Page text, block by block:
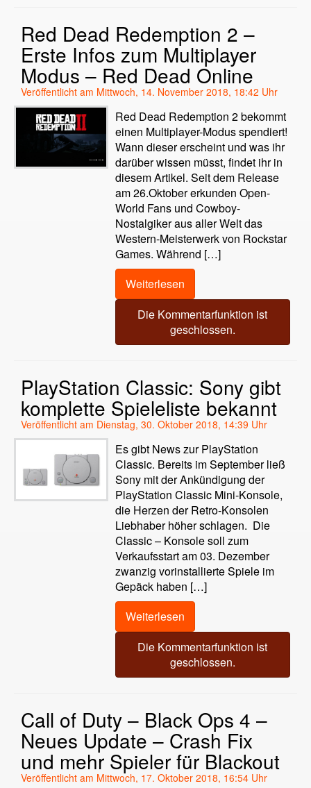
Red Dead Redemption 2 –
Erste Infos zum Multiplayer
Modus – Red Dead Online
Veröffentlicht am Mittwoch, 14. November 2018, 18:42 Uhr
Red Dead Redemption 2 bekommt
einen Multiplayer-Modus spendiert!
Wann dieser erscheint und was ihr
darüber wissen müsst, findet ihr in
diesem Artikel. Seit dem Release
am 26.Oktober erkunden Open-
World Fans und Cowboy-
Nostalgiker aus aller Welt das
Western-Meisterwerk von Rockstar
Games. Während […]
Weiterlesen
Die Kommentarfunktion ist
geschlossen.
PlayStation Classic: Sony gibt
komplette Spieleliste bekannt
Veröffentlicht am Dienstag, 30. Oktober 2018, 14:39 Uhr
Es gibt News zur PlayStation
Classic. Bereits im September ließ
Sony mit der Ankündigung der
PlayStation Classic Mini-Konsole,
die Herzen der Retro-Konsolen
Liebhaber höher schlagen. Die
Classic – Konsole soll zum
Verkaufsstart am 03. Dezember
zwanzig vorinstallierte Spiele im
Gepäck haben […]
Weiterlesen
Die Kommentarfunktion ist
geschlossen.
Call of Duty – Black Ops 4 –
Neues Update – Crash Fix
und mehr Spieler für Blackout
Veröffentlicht am Mittwoch, 17. Oktober 2018, 16:54 Uhr